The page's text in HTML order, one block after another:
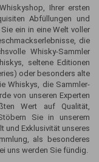
Ihrer ersten
Abfüllungen und
ein in eine Welt voller
die
Whisky-Sammler
seltene Editionen
oder besonders alte
Whiskys, die Sammler-
von unseren Experten
Wert auf Qualität,
Sie in unserem
und Exklusivität unseres
als besonderes
uns werden Sie fündig.